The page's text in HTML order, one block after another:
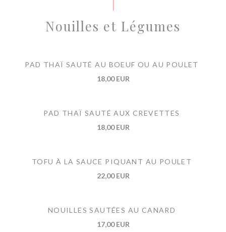
Nouilles et Légumes
PAD THAÏ SAUTÉ AU BOEUF OU AU POULET
18,00 EUR
PAD THAÏ SAUTÉ AUX CREVETTES
18,00 EUR
TOFU À LA SAUCE PIQUANT AU POULET
22,00 EUR
NOUILLES SAUTÉES AU CANARD
17,00 EUR